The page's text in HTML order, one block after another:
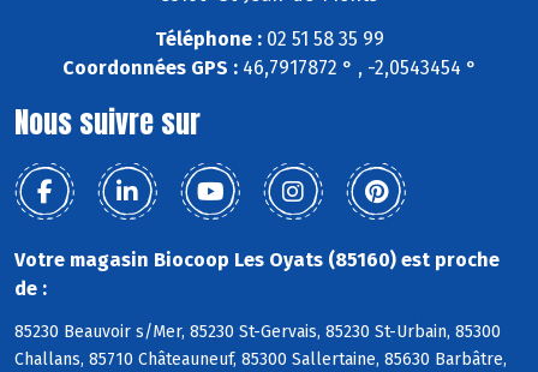
Téléphone :02 51 58 35 99
Coordonnées GPS :46,7917872 ° , -2,0543454 °
Nous suivre sur
Votre magasin Biocoop Les Oyats (85160) est proche
de :
85230 Beauvoir s/Mer, 85230 St-Gervais, 85230 St-Urbain, 85300
Challans, 85710 Châteauneuf, 85300 Sallertaine, 85630 Barbâtre,